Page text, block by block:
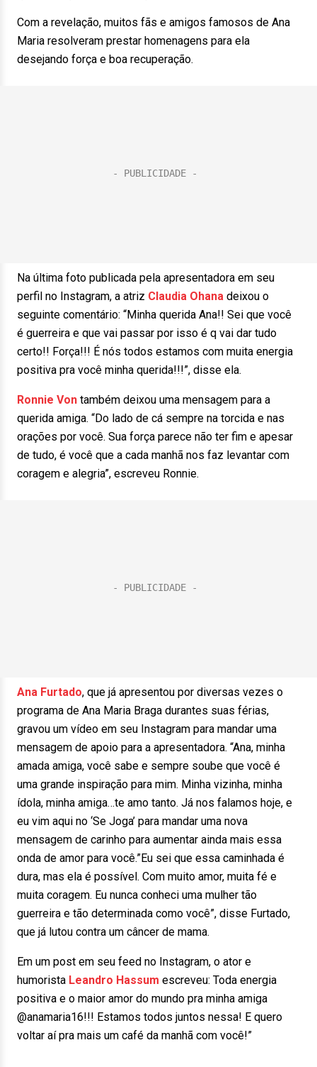
Com a revelação, muitos fãs e amigos famosos de Ana
Maria resolveram prestar homenagens para ela
desejando força e boa recuperação.
Na última foto publicada pela apresentadora em seu
perfil no Instagram, a atriz Claudia Ohana deixou o
seguinte comentário: “Minha querida Ana!! Sei que você
é guerreira e que vai passar por isso é q vai dar tudo
certo!! Força!!! É nós todos estamos com muita energia
positiva pra você minha querida!!!”, disse ela.
Ronnie Von também deixou uma mensagem para a
querida amiga. “Do lado de cá sempre na torcida e nas
orações por você. Sua força parece não ter fim e apesar
de tudo, é você que a cada manhã nos faz levantar com
coragem e alegria”, escreveu Ronnie.
Ana Furtado, que já apresentou por diversas vezes o
programa de Ana Maria Braga durantes suas férias,
gravou um vídeo em seu Instagram para mandar uma
mensagem de apoio para a apresentadora. “Ana, minha
amada amiga, você sabe e sempre soube que você é
uma grande inspiração para mim. Minha vizinha, minha
ídola, minha amiga…te amo tanto. Já nos falamos hoje, e
eu vim aqui no ‘Se Joga’ para mandar uma nova
mensagem de carinho para aumentar ainda mais essa
onda de amor para você.”Eu sei que essa caminhada é
dura, mas ela é possível. Com muito amor, muita fé e
muita coragem. Eu nunca conheci uma mulher tão
guerreira e tão determinada como você”, disse Furtado,
que já lutou contra um câncer de mama.
Em um post em seu feed no Instagram, o ator e
humorista Leandro Hassum escreveu: Toda energia
positiva e o maior amor do mundo pra minha amiga
@anamaria16!!! Estamos todos juntos nessa! E quero
voltar aí pra mais um café da manhã com você!”